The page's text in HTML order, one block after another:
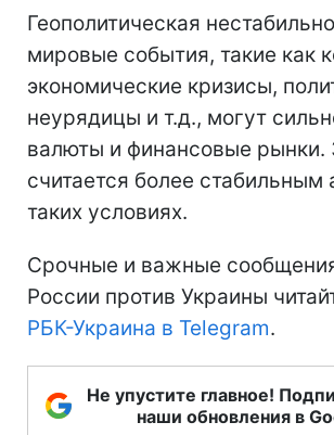
Геополитическая
мировые события, такие как
экономические кризисы,
неурядицы и т.д., могут
валюты и финансовые рынки.
считается более стабильным
таких условиях.
Срочные и важные
России против Украины
РБК-Украина в Telegram.
Не упустите главное!
наши обновления в